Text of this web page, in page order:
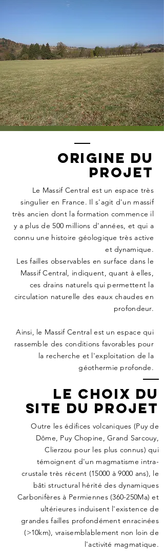
ORIGINE du
PROJET
Le Massif Central est un espace très
singulier en France. Il s'agit d'un massif
très ancien dont la formation commence il
y a plus de 500 millions d'années, et qui a
connu une histoire géologique très active
et dynamique.
Les failles observables en surface dans le
Massif Central, indiquent, quant à elles,
ces drains naturels qui permettent la
circulation naturelle des eaux chaudes en
profondeur.
Ainsi, le Massif Central est un espace qui
rassemble des conditions favorables pour
la recherche et l'exploitation de la
géothermie profonde.
LE CHOIX DU
SITE DU PROJET
​Outre les édifices volcaniques (Puy de
Dôme, Puy Chopine, Grand Sarcouy,
Clierzou pour les plus connus) qui
témoignent d'un magmatisme intra-
crustale très récent (15000 à 9000 ans), le
bâti structural hérité des dynamiques
Carbonifères à Permiennes (360-250Ma) et
ultérieures induisent l'existence de
grandes failles profondément enracinées
(>10km), vraisemblablement non loin de
l'activité magmatique.